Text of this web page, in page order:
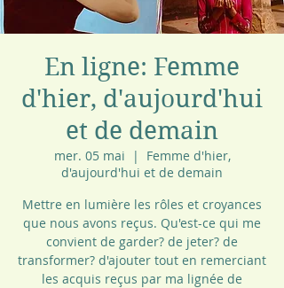
En ligne: Femme
d'hier, d'aujourd'hui
et de demain
mer. 05 mai
  |
Femme d'hier,
d'aujourd'hui et de demain
Mettre en lumière les rôles et croyances
que nous avons reçus. Qu'est-ce qui me
convient de garder? de jeter? de
transformer? d'ajouter tout en remerciant
les acquis reçus par ma lignée de